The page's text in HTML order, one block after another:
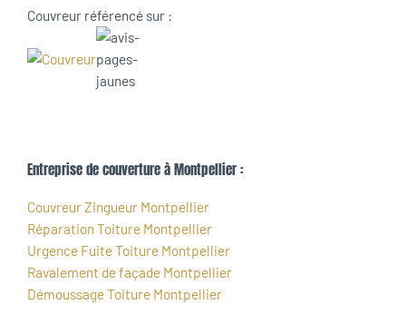
Couvreur référencé sur :
Entreprise de couverture à Montpellier :
Couvreur Zingueur Montpellier
Réparation Toiture Montpellier
Urgence Fuite Toiture Montpellier
Ravalement de façade Montpellier
Démoussage Toiture Montpellier